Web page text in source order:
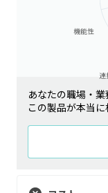
機能性
あなたの職場・
この製品が本当に